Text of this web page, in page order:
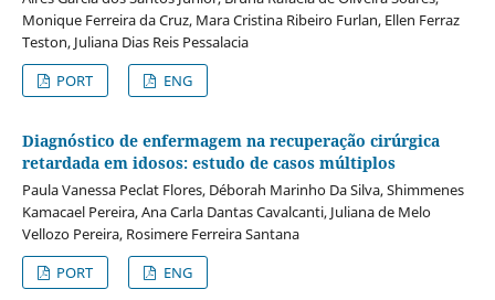
Monique Ferreira da Cruz, Mara Cristina Ribeiro Furlan, Ellen Ferraz
Teston, Juliana Dias Reis Pessalacia
PORT
ENG
Diagnóstico de enfermagem na recuperação cirúrgica
retardada em idosos: estudo de casos múltiplos
Paula Vanessa Peclat Flores, Déborah Marinho Da Silva, Shimmenes
Kamacael Pereira, Ana Carla Dantas Cavalcanti, Juliana de Melo
Vellozo Pereira, Rosimere Ferreira Santana
PORT
ENG